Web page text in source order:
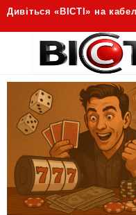
Дивіться «ВІСТІ» на